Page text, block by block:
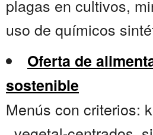
plagas en cultivos,
uso de químicos
Oferta de
sostenible
Menús con criterios: